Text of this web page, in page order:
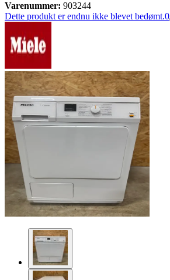
Varenummer: 903244
Dette produkt er endnu ikke blevet bedømt.0